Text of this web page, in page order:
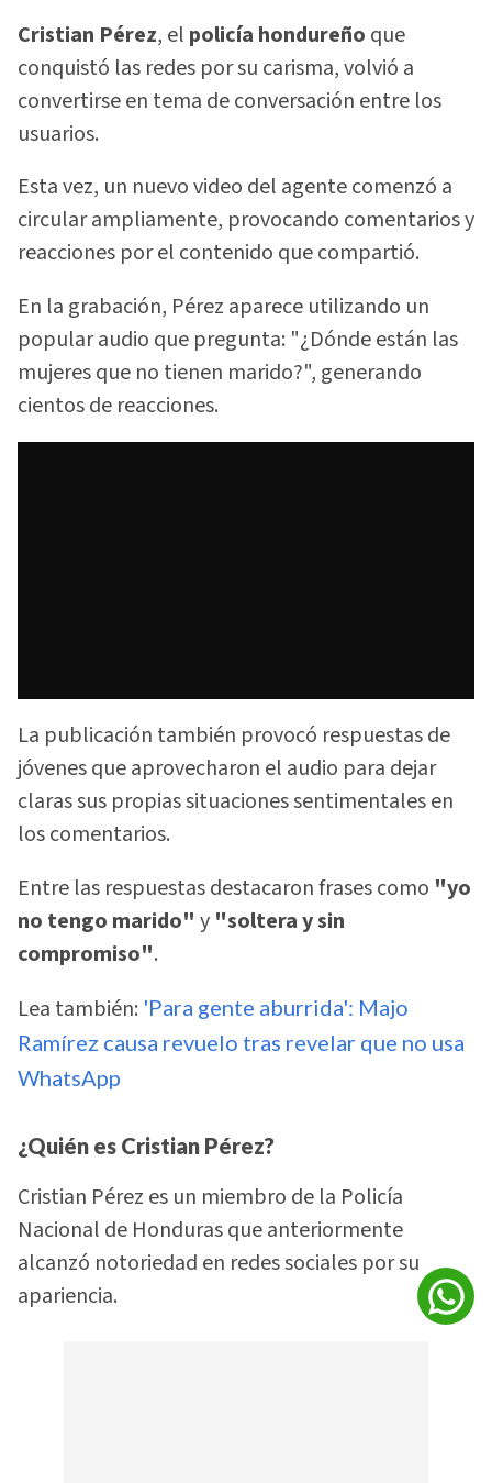
Cristian Pérez, el policía hondureño que
conquistó las redes por su carisma, volvió a
convertirse en tema de conversación entre los
usuarios.
Esta vez, un nuevo video del agente comenzó a
circular ampliamente, provocando comentarios y
reacciones por el contenido que compartió.
En la grabación, Pérez aparece utilizando un
popular audio que pregunta: "¿Dónde están las
mujeres que no tienen marido?", generando
cientos de reacciones.
La publicación también provocó respuestas de
jóvenes que aprovecharon el audio para dejar
claras sus propias situaciones sentimentales en
los comentarios.
Entre las respuestas destacaron frases como "yo
no tengo marido" y "soltera y sin
compromiso".
Lea también: 'Para gente aburrida': Majo
Ramírez causa revuelo tras revelar que no usa
WhatsApp
¿Quién es Cristian Pérez?
Cristian Pérez es un miembro de la Policía
Nacional de Honduras que anteriormente
alcanzó notoriedad en redes sociales por su
apariencia.